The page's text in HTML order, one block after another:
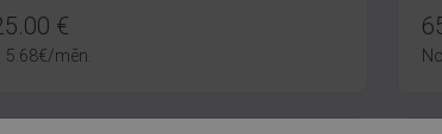
€
5.68€/mēn. No